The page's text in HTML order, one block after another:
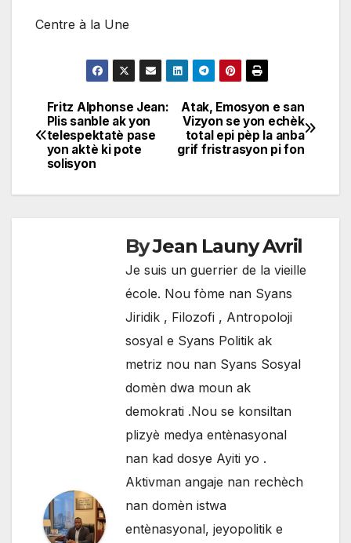
Centre à la Une
Navigation
de
l'article
Atak, Emosyon e san
Vizyon se yon echèk
total epi pèp la anba
grif fristrasyon pi fon
Fritz Alphonse Jean:
Plis sanble ak yon
telespektatè pase
yon aktè ki pote
solisyon
ByJean Launy Avril
Je suis un guerrier de la vieille
école. Nou fòme nan Syans
Jiridik , Filozofi , Antropoloji
sosyal e Syans Politik ak
metriz nou nan Syans Sosyal
domèn dwa moun ak
demokrati .Nou se konsiltan
plizyè medya entènasyonal
nan kad dosye Ayiti yo .
Aktivman angaje nan rechèch
nan domèn istwa
entènasyonal, jeyopolitik e